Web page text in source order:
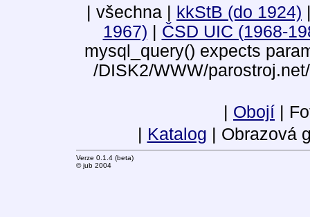
| všechna |
kkStB (do 1924)
1967)
ČSD UIC (1968-
mysql_query() expects
/DISK2/WWW/
Obojí |
Katalog | Obrazová
Verze 0.1.4 (beta)
© jub 2004